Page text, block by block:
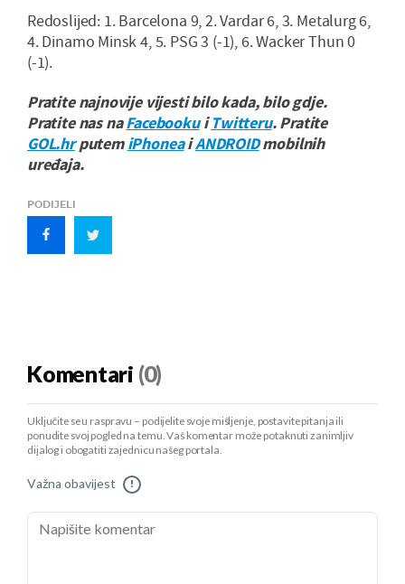
Redoslijed: 1. Barcelona 9, 2. Vardar 6, 3. Metalurg 6,
4. Dinamo Minsk 4, 5. PSG 3 (-1), 6. Wacker Thun 0
(-1).
Pratite najnovije vijesti bilo kada, bilo gdje.
Pratite nas naFacebookuiTwitteru. Pratite
GOL.hrputemiPhoneaiANDROIDmobilnih
uređaja.
PODIJELI
Komentari (0)
Uključite se u raspravu – podijelite svoje mišljenje, postavite pitanja ili
ponudite svoj pogled na temu. Vaš komentar može potaknuti zanimljiv
dijalog i obogatiti zajednicu našeg portala.
Važna obavijest !